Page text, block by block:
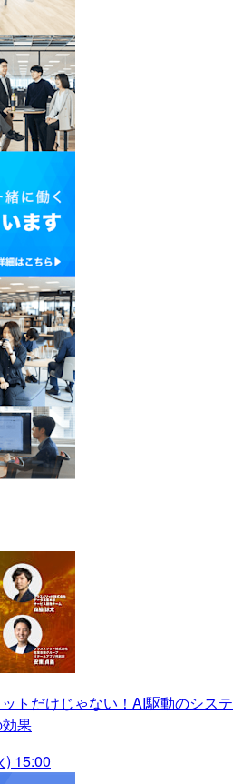
トだけじゃない！AI駆動のシステ
果
) 15:00